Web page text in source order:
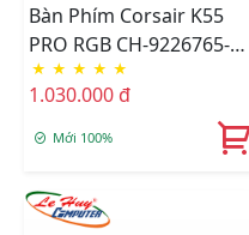
Bàn Phím Corsair K55
PRO RGB CH-9226765-
NA
★ ★ ★ ★ ★
1.030.000 đ
Mới 100%